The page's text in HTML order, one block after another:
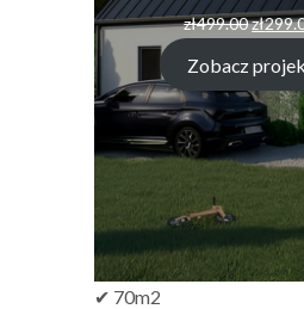
zł499.00
cena
zł
Zobacz
✔ 70m2